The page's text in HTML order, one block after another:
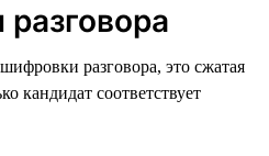
разговора
разговора, это сжатая
кандидат соответствует